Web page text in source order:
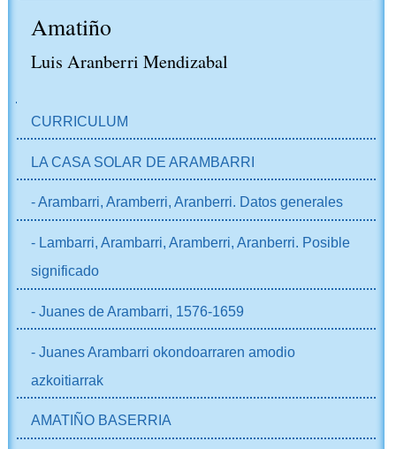
Amatiño
Luis Aranberri Mendizabal
CURRICULUM
LA CASA SOLAR DE ARAMBARRI
- Arambarri, Aramberri, Aranberri. Datos generales
- Lambarri, Arambarri, Aramberri, Aranberri. Posible
significado
- Juanes de Arambarri, 1576-1659
- Juanes Arambarri okondoarraren amodio
azkoitiarrak
AMATIÑO BASERRIA